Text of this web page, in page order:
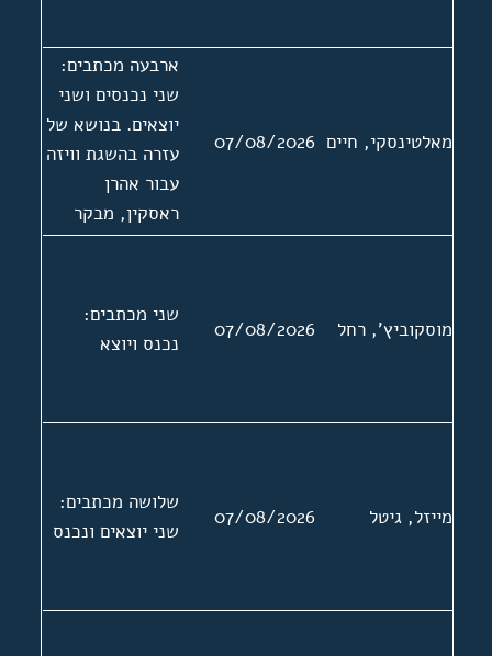
מאלטינסקי, חיים 07/08/2026
ארבעה מכתבים:
שני נכנסים ושני
יוצאים. בנושא של
עזרה בהשגת וויזה
עבור אהרן
ראסקין, מבקר
ספרות יידיש
היידיש בא"י. שני
סיוע בהוצאת ספר
שירה
מוסקוביץ', רחל 07/08/2026
שני מכתבים:
נכנס ויוצא
מייזל, גיטל 07/08/2026
שלושה מכתבים:
שני יוצאים ונכנס